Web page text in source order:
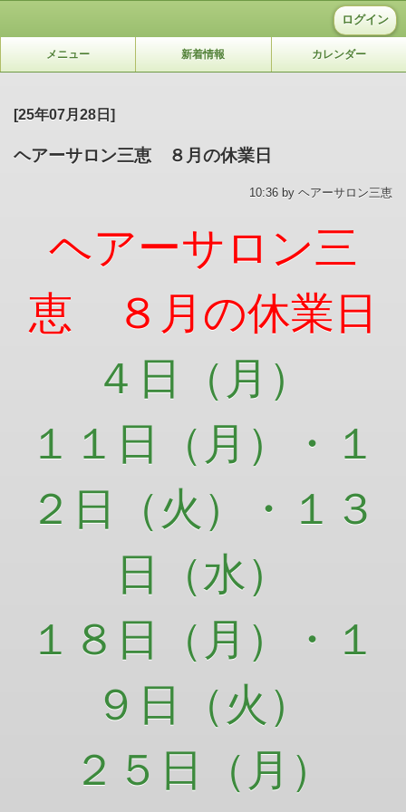
ログイン
メニュー 新着情報 カレンダー
[25年07月28日]
ヘアーサロン三恵 ８月の休業日
10:36 by ヘアーサロン三恵
ヘアーサロン三
恵 ８月の休業日
４日（月）
１１日（月）・１
２日（火）・１３
日（水）
１８日（月）・１
９日（火）
２５日（月）